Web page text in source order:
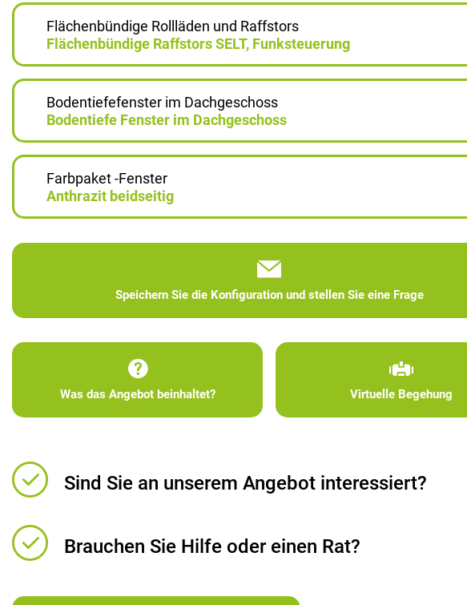
Flächenbündige Rollläden und Raffstors
Flächenbündige Raffstors SELT, Funksteuerung
Bodentiefefenster im Dachgeschoss
Bodentiefe Fenster im Dachgeschoss
Farbpaket -Fenster
Anthrazit beidseitig
Speichern Sie die Konfiguration und stellen Sie eine Frage
Was das Angebot beinhaltet? Virtuelle Begehung
Sind Sie an unserem Angebot interessiert?
Brauchen Sie Hilfe oder einen Rat?